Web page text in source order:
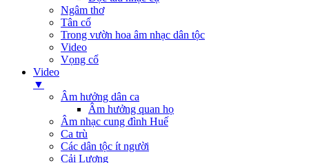
Ngâm thơ
Tân cổ
Trong vườn hoa âm nhạc dân tộc
Video
Vọng cổ
Video
▼
Âm hưởng dân ca
Âm hưởng quan họ
Âm nhạc cung đình Huế
Ca trù
Các dân tộc ít người
Cải Lương